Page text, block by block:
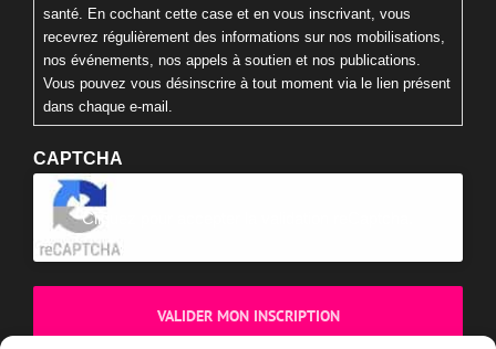
santé. En cochant cette case et en vous inscrivant, vous
recevrez régulièrement des informations sur nos mobilisations,
nos événements, nos appels à soutien et nos publications.
Vous pouvez vous désinscrire à tout moment via le lien présent
dans chaque e-mail.
CAPTCHA
Cliquez pour accepter la validation reCaptcha.